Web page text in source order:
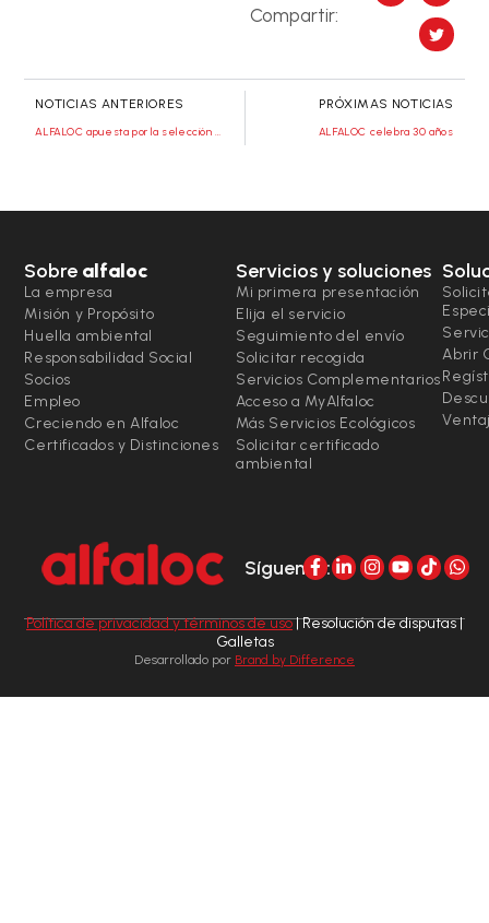
Compartir:
NOTICIAS ANTERIORES
ALFALOC apuesta por la selección nacional de balonmano
PRÓXIMAS NOTICIAS
ALFALOC celebra 30 años
Sobre alfaloc
La empresa
Misión y Propósito
Huella ambiental
Responsabilidad Social
Socios
Empleo
Creciendo en Alfaloc
Certificados y Distinciones
Servicios y soluciones
Mi primera presentación
Elija el servicio
Seguimiento del envío
Solicitar recogida
Servicios Complementarios
Acceso a MyAlfaloc
Más Servicios Ecológicos
Solicitar certificado
ambiental
Abrir
Síguenos:
Política de privacidad y términos de uso| Resolución de disputas |
Galletas
Desarrollado por Brand by Difference